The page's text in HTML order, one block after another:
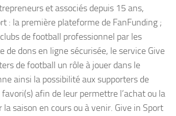
et associés depuis 15 ans,
: la première plateforme de FanFunding ;
de football professionnel par les
dons en ligne sécurisée, le service Give
de football un rôle à jouer dans le
ainsi la possibilité aux supporters de
afin de leur permettre l’achat ou la
saison en cours ou à venir. Give in Sport